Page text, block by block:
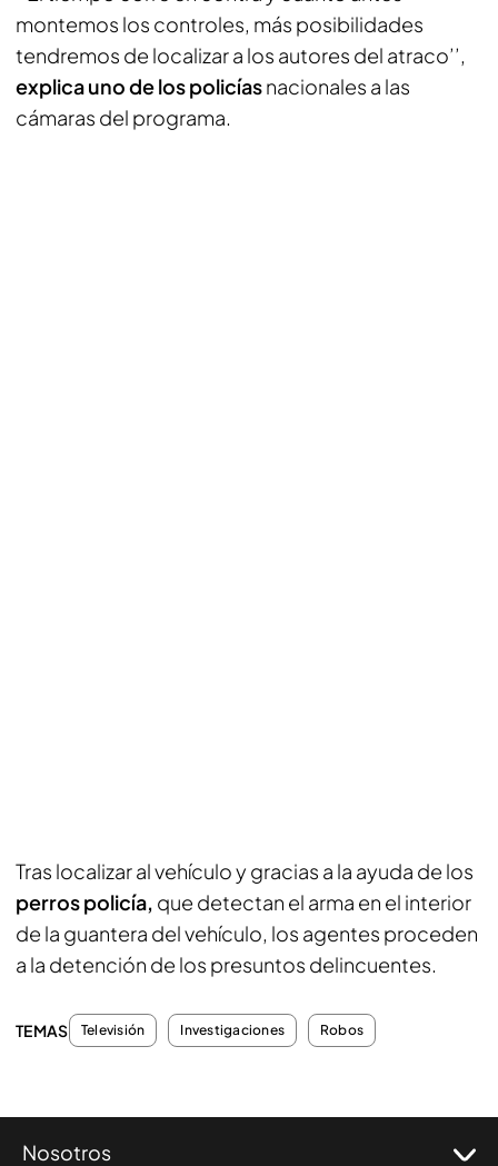
montemos los controles, más posibilidades
tendremos de localizar a los autores del atraco’’,
explica uno de los policíasnacionales a las
cámaras del programa.
Tras localizar al vehículo y gracias a la ayuda de los
perros policía, que detectan el arma en el interior
de la guantera del vehículo, los agentes proceden
a la detención de los presuntos delincuentes.
TEMAS Televisión Investigaciones Robos
Nosotros